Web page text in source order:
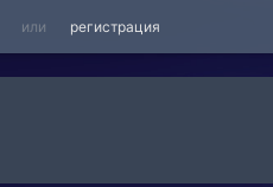
или регистрация